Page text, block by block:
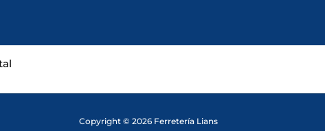
Copyright © 2026 Ferretería Lians